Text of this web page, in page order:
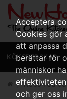
KÖKSREDSKAP
Nelson
Acceptera
Cookies gör
att anpassa
berättar för
människor
effektiviteten
och ger oss